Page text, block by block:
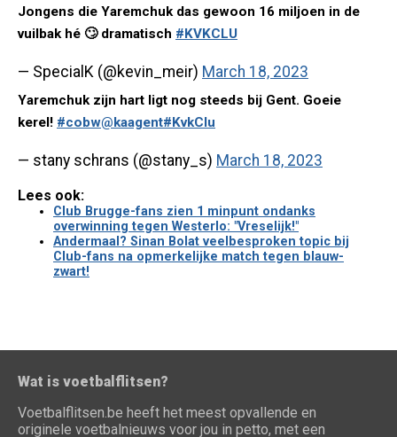
Jongens die Yaremchuk das gewoon 16 miljoen in de
vuilbak hé 🙄 dramatisch #KVKCLU
— SpecialK (@kevin_meir) March 18, 2023
Yaremchuk zijn hart ligt nog steeds bij Gent. Goeie
kerel! #cobw@kaagent#KvkClu
— stany schrans (@stany_s) March 18, 2023
Lees ook:
Club Brugge-fans zien 1 minpunt ondanks
overwinning tegen Westerlo: "Vreselijk!"
Andermaal? Sinan Bolat veelbesproken topic bij
Club-fans na opmerkelijke match tegen blauw-
zwart!
Wat is voetbalflitsen?
Voetbalflitsen.be heeft het meest opvallende en
originele voetbalnieuws voor jou in petto, met een